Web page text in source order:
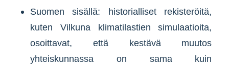
Suomen sisällä: historialliset rekisteröitä,
kuten Vilkuna klimatilastien simulaatioita,
osoittavat, että kestävä muutos
yhteiskunnassa on sama kuin